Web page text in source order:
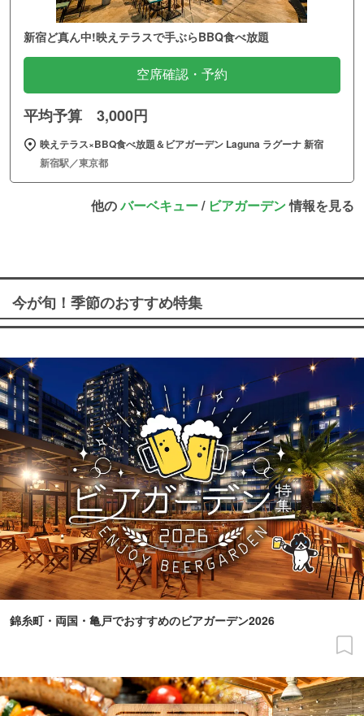
新宿ど真ん中!映えテラスで手ぶらBBQ食べ放題
空席確認・予約
平均予算 3,000円
映えテラス×BBQ食べ放題＆ビアガーデン Laguna ラグーナ 新宿
新宿駅／東京都
他のバーベキュー/ ビアガーデン情報を見る
今が旬！季節のおすすめ特集
錦糸町・両国・亀戸でおすすめのビアガーデン2026